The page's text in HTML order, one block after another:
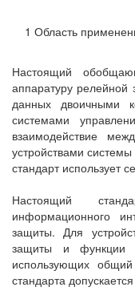
1 Область
Настоящий
аппаратуру релейной
данных двоичными
системами
взаимодействие
устройствами
стандарт использует
Настоящий
информационного
защиты. Для
защиты и функции
использующих
стандарта